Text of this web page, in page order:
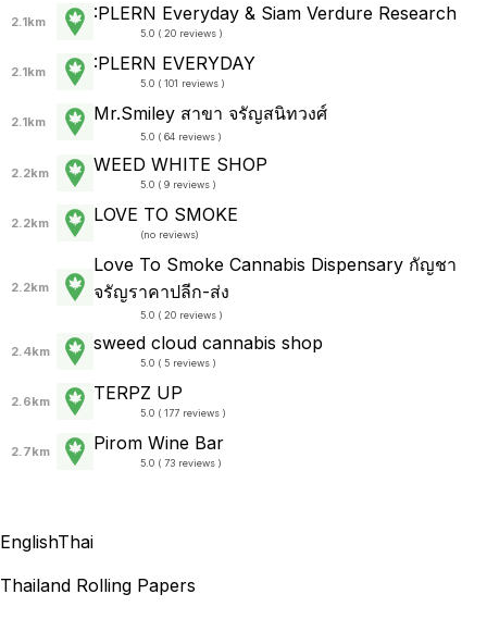
2.1km :PLERN Everyday & Siam Verdure Research
5.0 ( 20 reviews )
2.1km :PLERN EVERYDAY
5.0 ( 101 reviews )
2.1km Mr.Smiley สาขา จรัญสนิทวงศ์
5.0 ( 64 reviews )
2.2km WEED WHITE SHOP
5.0 ( 9 reviews )
2.2km LOVE TO SMOKE
(no reviews)
2.2km
Love To Smoke Cannabis Dispensary กัญชา
จรัญราคาปลีก-ส่ง
5.0 ( 20 reviews )
2.4km sweed cloud cannabis shop
5.0 ( 5 reviews )
2.6km TERPZ UP
5.0 ( 177 reviews )
2.7km Pirom Wine Bar
5.0 ( 73 reviews )
EnglishThai
Thailand Rolling Papers